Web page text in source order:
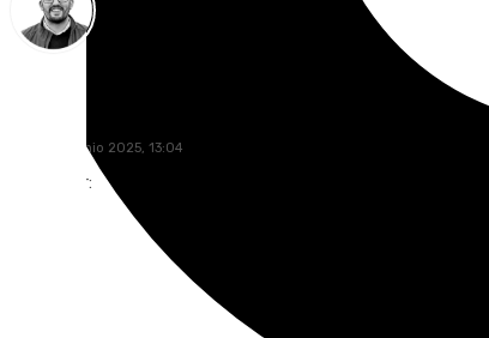
lunes, 30 junio 2025, 13:04
Compartir: